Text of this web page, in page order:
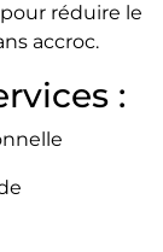
réduire le
accroc.
: